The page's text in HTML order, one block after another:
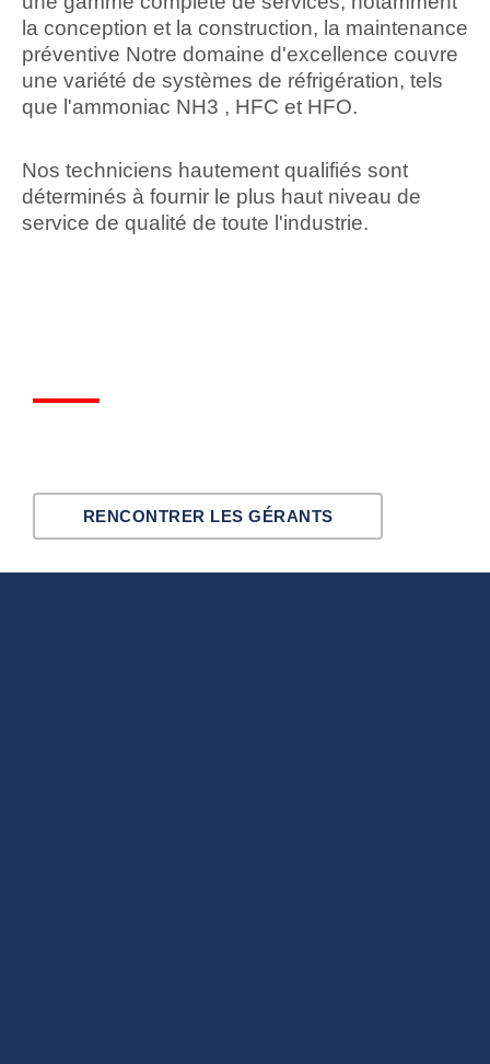
la conception et la construction, la maintenance
préventive Notre domaine d'excellence couvre
une variété de systèmes de réfrigération, tels
que l'ammoniac NH3 , HFC et HFO.
Nos techniciens hautement qualifiés sont
déterminés à fournir le plus haut niveau de
service de qualité de toute l'industrie.
RENCONTRER LES GÉRANTS